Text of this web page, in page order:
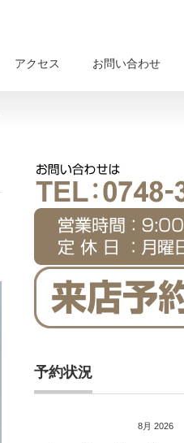
アクセス お問い合わせ
予約状況
8月 2026